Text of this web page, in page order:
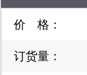
低价采购 一
价 格：
订货量：